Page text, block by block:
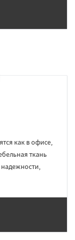
как в офисе,
ткань